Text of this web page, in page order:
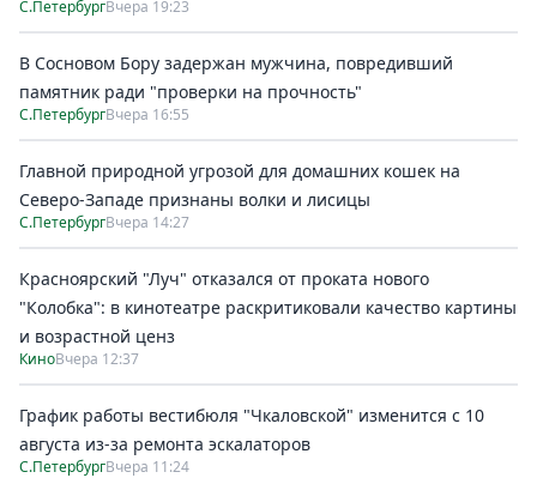
С.ПетербургВчера 19:23
В Сосновом Бору задержан мужчина, повредивший
памятник ради "проверки на прочность"
С.ПетербургВчера 16:55
Главной природной угрозой для домашних кошек на
Северо-Западе признаны волки и лисицы
С.ПетербургВчера 14:27
Красноярский "Луч" отказался от проката нового
"Колобка": в кинотеатре раскритиковали качество картины
и возрастной ценз
КиноВчера 12:37
График работы вестибюля "Чкаловской" изменится с 10
августа из-за ремонта эскалаторов
С.ПетербургВчера 11:24